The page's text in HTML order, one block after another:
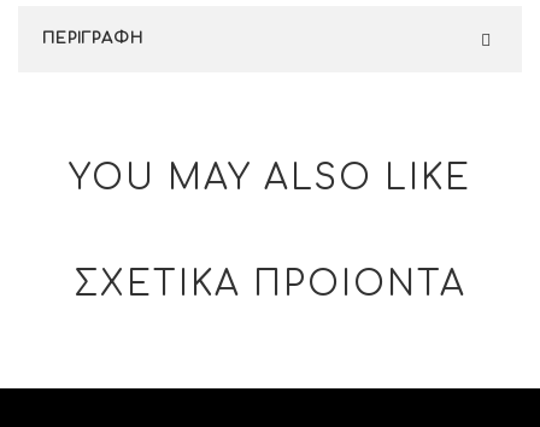
ΠΕΡΙΓΡΑΦΗ
YOU MAY ALSO LIKE
ΣΧΕΤΙΚΑ ΠΡΟΙΟΝΤΑ